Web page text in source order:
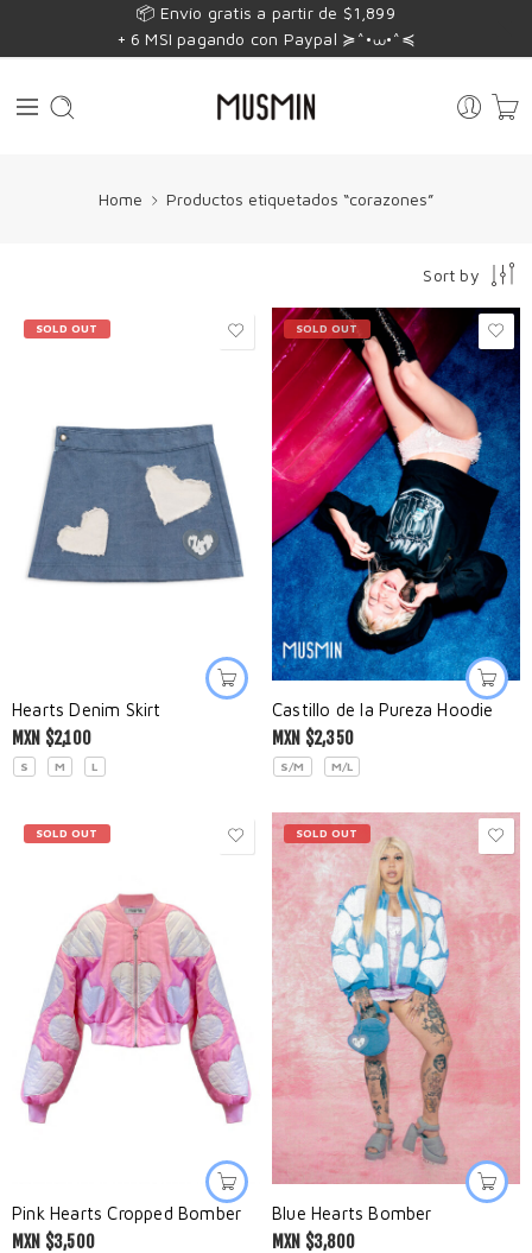
📦 Envío gratis a partir de $1,899
+ 6 MSI pagando con Paypal ≽^•⩊•^≼
Home Productos etiquetados “corazones”
Sort by
SOLD OUT
Hearts Denim Skirt
MXN $2,100
S M L
SOLD OUT
Castillo de la Pureza Hoodie
MXN $2,350
S/M M/L
SOLD OUT
Pink Hearts Cropped Bomber
MXN $3,500
SOLD OUT
Blue Hearts Bomber
MXN $3,800